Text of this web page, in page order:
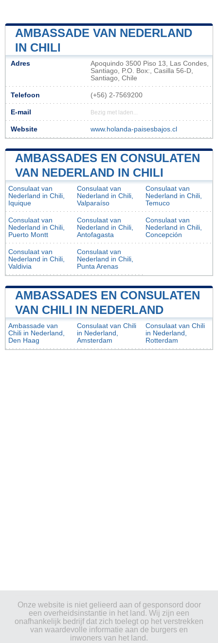
AMBASSADE VAN NEDERLAND
IN CHILI
Adres
Apoquindo 3500 Piso 13, Las Condes,
Santiago, P.O. Box:, Casilla 56-D,
Santiago, Chile
Telefoon (+56) 2-7569200
E-mail Bezig met laden...
Website www.holanda-paisesbajos.cl
AMBASSADES EN CONSULATEN
VAN NEDERLAND IN CHILI
Consulaat van
Nederland in Chili,
Iquique
Consulaat van
Nederland in Chili,
Valparaíso
Consulaat van
Nederland in Chili,
Temuco
Consulaat van
Nederland in Chili,
Puerto Montt
Consulaat van
Nederland in Chili,
Antofagasta
Consulaat van
Nederland in Chili,
Concepción
Consulaat van
Nederland in Chili,
Valdivia
Consulaat van
Nederland in Chili,
Punta Arenas
AMBASSADES EN CONSULATEN
VAN CHILI IN NEDERLAND
Ambassade van
Chili in Nederland,
Den Haag
Consulaat van Chili
in Nederland,
Amsterdam
Consulaat van Chili
in Nederland,
Rotterdam
Onze website is niet gelieerd aan of gesponsord door
een overheidsinstantie in het land. Wij zijn een
onafhankelijk bedrijf dat zich toelegt op het verstrekken
van waardevolle informatie aan de burgers en
inwoners van het land.